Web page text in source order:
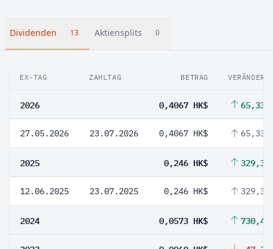
Dividenden 13 Aktiensplits 0
EX-TAG ZAHLTAG BETRAG
2026 0,4067 HK$ 65,33
27.05.2026 23.07.2026 0,4067 HK$ 65,33
2025 0,246 HK$ 329,32
12.06.2025 23.07.2025 0,246 HK$ 329,32
2024 0,0573 HK$ 730,43